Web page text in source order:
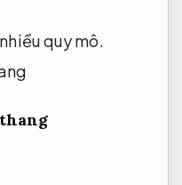
quy mô.